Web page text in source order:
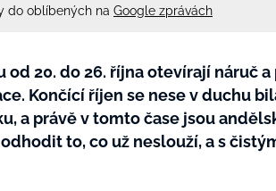
do oblíbených na Google zprávách
od 20. do 26. října otevírají náruč
Končící říjen se nese v duchu
a právě v tomto čase jsou
to, co už neslouží, a s